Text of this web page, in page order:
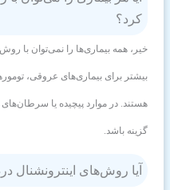
کرد؟
خیر، همه بیماری‌ها را نمی‌توان با
بیشتر برای بیماری‌های عروقی،
هستند. در موارد پیچیده یا
گزینه باشد.
آیا روش‌های اینترونشنال